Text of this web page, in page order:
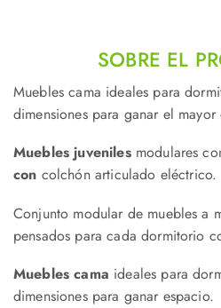
SOBRE EL
Muebles cama ideales para
dimensiones para ganar el mayor
Muebles juvenilesmodulares
con colchón articulado eléctrico.
Conjunto modular de muebles a
pensados para cada dormitorio
Muebles cama ideales para
dimensiones para ganar espacio.